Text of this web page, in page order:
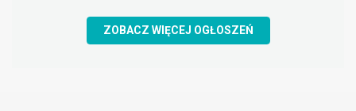
ZOBACZ WIĘCEJ OGŁOSZEŃ